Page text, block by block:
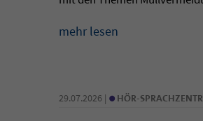
mehr lesen
29.07.2026 | • HÖR-